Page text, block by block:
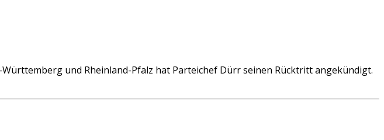
und Rheinland-Pfalz hat Parteichef Dürr seinen Rücktritt angekündigt.